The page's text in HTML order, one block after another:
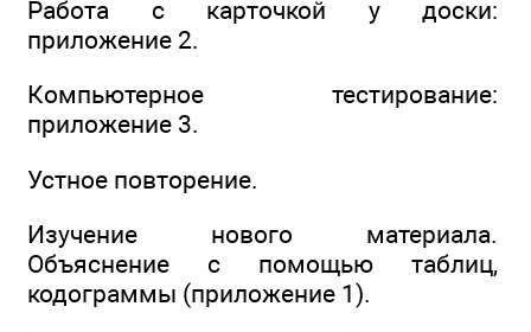
Работа с карточкой у доски:
приложение 2.
Компьютерное тестирование:
приложение 3.
Устное повторение.
Изучение нового материала.
Объяснение с помощью таблиц,
кодограммы (приложение 1).